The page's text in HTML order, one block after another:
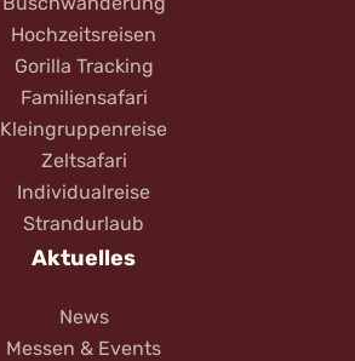
Hochzeitsreisen
Gorilla Tracking
Familiensafari
Kleingruppenreise
Zeltsafari
Individualreise
Strandurlaub
Aktuelles
News
Messen & Events